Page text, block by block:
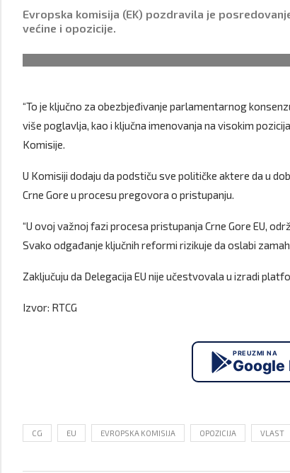
Evropska komisija (EK) pozdravila je
većine i opozicije.
“To je ključno za obezbjeđivanje parlamentarnog
više poglavlja, kao i ključna imenovanja na visokim
Komisije.
U Komisiji dodaju da podstiču sve političke aktere da u
Crne Gore u procesu pregovora o pristupanju.
“U ovoj važnoj fazi procesa pristupanja Crne Gore EU,
Svako odgađanje ključnih reformi rizikuje da oslabi
Zaključuju da Delegacija EU nije učestvovala u izradi
Izvor: RTCG
PREUZMI NA
Google
CG EU EVROPSKA KOMISIJA OPOZICIJA VLAST